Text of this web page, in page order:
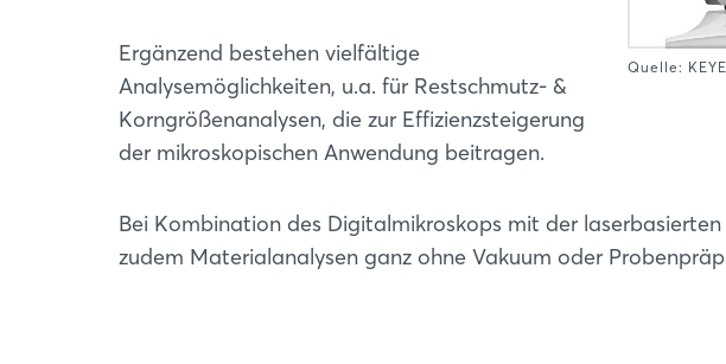
Quelle:
Ergänzend bestehen vielfältige
Analysemöglichkeiten, u.a. für Restschmutz- &
Korngrößenanalysen, die zur Effizienzsteigerung
der mikroskopischen Anwendung beitragen.
Bei Kombination des Digitalmikroskops mit der
zudem Materialanalysen ganz ohne Vakuum oder